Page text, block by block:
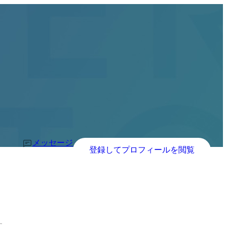
メッセージ
登録してプロフィールを閲覧